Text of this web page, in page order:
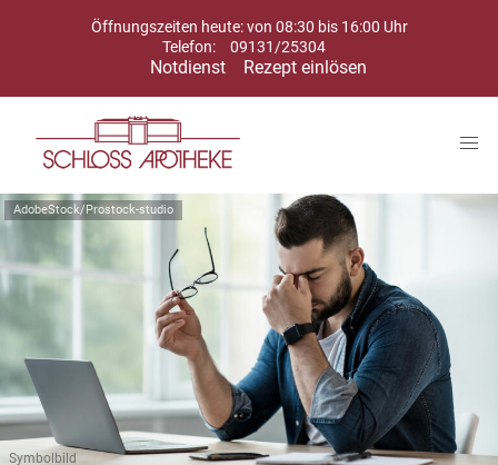
Öffnungszeiten heute: von 08:30 bis 16:00 Uhr
Telefon:
09131/25304
Notdienst Rezept einlösen
AdobeStock/Prostock-studio
Symbolbild